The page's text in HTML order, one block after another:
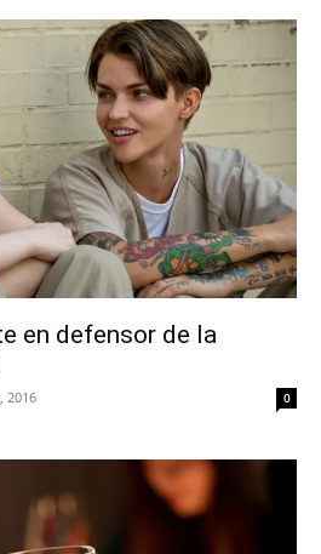
en defensor de la
2016 0